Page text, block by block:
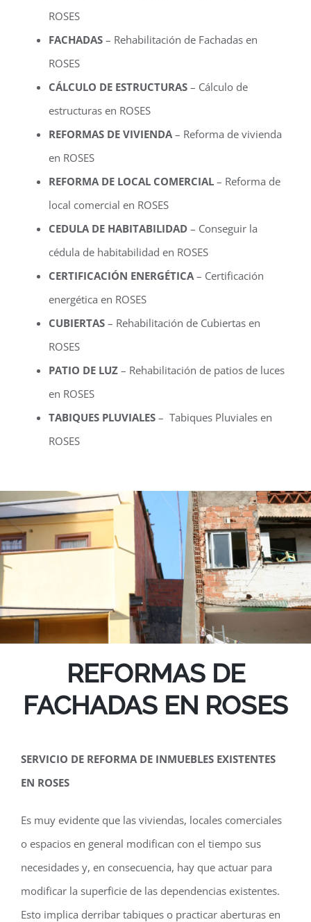
ROSES
FACHADAS – Rehabilitación de Fachadas en
ROSES
CÁLCULO DE ESTRUCTURAS – Cálculo de
estructuras en ROSES
REFORMAS DE VIVIENDA – Reforma de vivienda
en ROSES
REFORMA DE LOCAL COMERCIAL – Reforma de
local comercial en ROSES
CEDULA DE HABITABILIDAD – Conseguir la
cédula de habitabilidad en ROSES
CERTIFICACIÓN ENERGÉTICA – Certificación
energética en ROSES
CUBIERTAS – Rehabilitación de Cubiertas en
ROSES
PATIO DE LUZ – Rehabilitación de patios de luces
en ROSES
TABIQUES PLUVIALES – Tabiques Pluviales en
ROSES
REFORMAS DE
FACHADAS EN ROSES
SERVICIO DE REFORMA DE INMUEBLES EXISTENTES
EN ROSES
Es muy evidente que las viviendas, locales comerciales
o espacios en general modifican con el tiempo sus
necesidades y, en consecuencia, hay que actuar para
modificar la superficie de las dependencias existentes.
Esto implica derribar tabiques o practicar aberturas en